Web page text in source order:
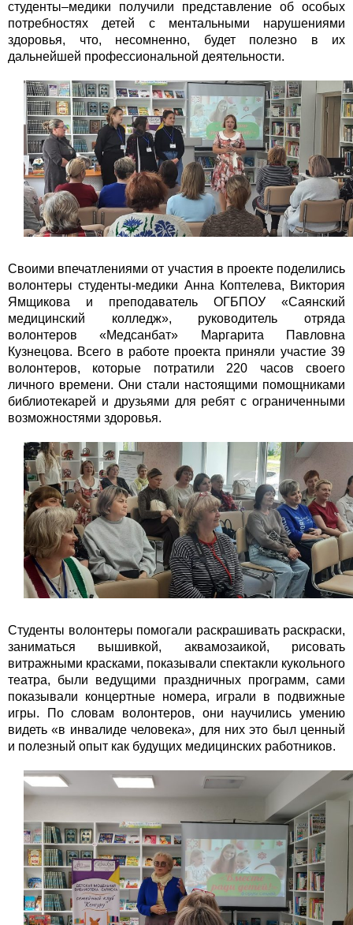
студенты–медики получили представление об особых
потребностях детей с ментальными нарушениями
здоровья, что, несомненно, будет полезно в их
дальнейшей профессиональной деятельности.
Своими впечатлениями от участия в проекте поделились
волонтеры студенты-медики Анна Коптелева, Виктория
Ямщикова и преподаватель ОГБПОУ «Саянский
медицинский колледж», руководитель отряда
волонтеров «Медсанбат» Маргарита Павловна
Кузнецова. Всего в работе проекта приняли участие 39
волонтеров, которые потратили 220 часов своего
личного времени. Они стали настоящими помощниками
библиотекарей и друзьями для ребят с ограниченными
возможностями здоровья.
Студенты волонтеры помогали раскрашивать раскраски,
заниматься вышивкой, аквамозаикой, рисовать
витражными красками, показывали спектакли кукольного
театра, были ведущими праздничных программ, сами
показывали концертные номера, играли в подвижные
игры. По словам волонтеров, они научились умению
видеть «в инвалиде человека», для них это был ценный
и полезный опыт как будущих медицинских работников.